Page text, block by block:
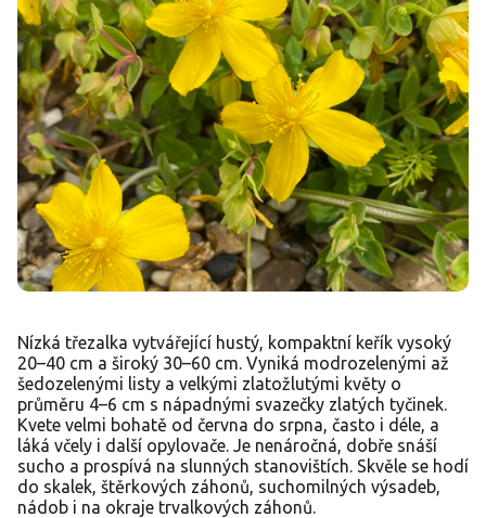
Nízká třezalka vytvářející hustý, kompaktní keřík vysoký
20–40 cm a široký 30–60 cm. Vyniká modrozelenými až
šedozelenými listy a velkými zlatožlutými květy o
průměru 4–6 cm s nápadnými svazečky zlatých tyčinek.
Kvete velmi bohatě od června do srpna, často i déle, a
láká včely i další opylovače. Je nenáročná, dobře snáší
sucho a prospívá na slunných stanovištích. Skvěle se hodí
do skalek, štěrkových záhonů, suchomilných výsadeb,
nádob i na okraje trvalkových záhonů.